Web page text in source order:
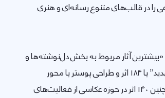
را در قالب‌های متنوع رسانه‌ای و هنری
آثار مربوط به بخش دل‌نوشته‌ها و
یادداشت‌های ادبی با موضوع “زندگی در سایه تهدید” با ۱۸۴ اثر و طراحی پوستر با محور
همبستگی و اقتدار ملی با ۱۶۲ اثر بوده است. همچنین ۱۴۰ اثر در حوزه عکاسی از فعالیت‌های